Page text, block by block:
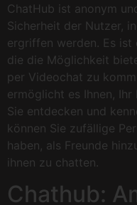
ChatHub ist anonym
Sicherheit der Nutzer,
ergriffen werden. Es ist
die die Möglichkeit
per Videochat zu
ermöglicht es Ihnen,
Sie entdecken und
können Sie zufällige
haben, als Freunde
ihnen zu chatten.
Chathub: